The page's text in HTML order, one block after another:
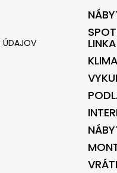
ÚDAJOV
LINKA